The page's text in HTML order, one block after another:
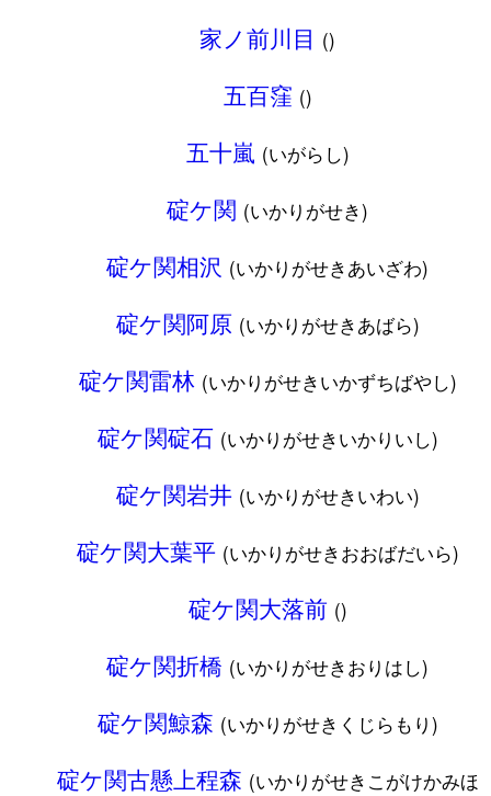
家ノ前川目 ()
五百窪 ()
五十嵐 (いがらし)
碇ケ関 (いかりがせき)
碇ケ関相沢 (いかりがせきあいざわ)
碇ケ関阿原 (いかりがせきあばら)
碇ケ関雷林 (いかりがせきいかずちばやし)
碇ケ関碇石 (いかりがせきいかりいし)
碇ケ関岩井 (いかりがせきいわい)
碇ケ関大葉平 (いかりがせきおおばだいら)
碇ケ関大落前 ()
碇ケ関折橋 (いかりがせきおりはし)
碇ケ関鯨森 (いかりがせきくじらもり)
碇ケ関古懸上程森 (いかりがせきこがけかみほ